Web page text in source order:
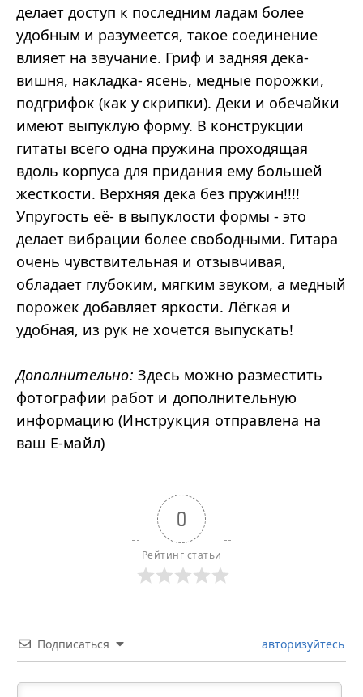
делает доступ к последним ладам более
удобным и разумеется, такое соединение
влияет на звучание. Гриф и задняя дека-
вишня, накладка- ясень, медные порожки,
подгрифок (как у скрипки). Деки и обечайки
имеют выпуклую форму. В конструкции
гитаты всего одна пружина проходящая
вдоль корпуса для придания ему большей
жесткости. Верхняя дека без пружин!!!!
Упругость её- в выпуклости формы - это
делает вибрации более свободными. Гитара
очень чувствительная и отзывчивая,
обладает глубоким, мягким звуком, а медный
порожек добавляет яркости. Лёгкая и
удобная, из рук не хочется выпускать!
Дополнительно: Здесь можно разместить
фотографии работ и дополнительную
информацию (Инструкция отправлена на
ваш Е-майл)
0
Рейтинг статьи
Подписаться авторизуйтесь